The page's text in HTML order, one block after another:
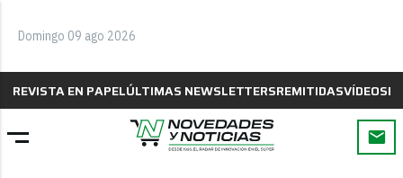
Domingo 09 ago 2026
REVISTA EN PAPELÚLTIMAS NEWSLETTERSREMITIDASVÍDEOS